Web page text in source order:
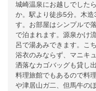
城崎温泉にお越しでした
か。駅より徒歩5分。木
す。お部屋はシンプルで
で泊まれます。源泉かけ
呂で湯あみできます。こ
浴衣のみならず、マニキ
洒落なカゴバッグも貸し
料理旅館でもあるので料
や津居山ガ二、但馬牛の